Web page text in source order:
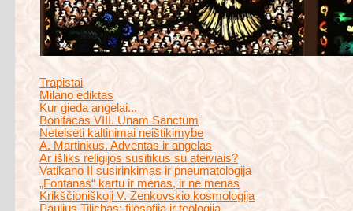
Trapistai
Milano ediktas
Kur gieda angelai...
Bonifacas VIII. Unam Sanctum
Neteisėti kaltinimai neištikimybe
A. Martinkus. Adventas ir angelas
Ar išliks religijos susitikus su ateiviais?
Vatikano II susirinkimas ir pneumatologija
„Fontanas“ kartu ir menas, ir ne menas
Krikščioniškoji V. Zenkovskio kosmologija